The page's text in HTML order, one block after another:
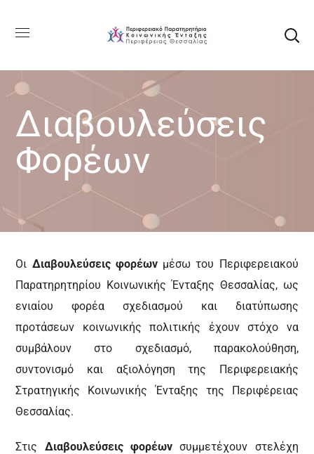
Διαβουλεύσεις
Φορέων
Οι Διαβουλεύσεις φορέωνμέσω του Περιφερειακού
Παρατηρητηρίου Κοινωνικής Ένταξης Θεσσαλίας, ως
ενιαίου φορέα σχεδιασμού και διατύπωσης
προτάσεων κοινωνικής πολιτικής έχουν στόχο να
συμβάλουν στο σχεδιασμό, παρακολούθηση,
συντονισμό και αξιολόγηση της Περιφερειακής
Στρατηγικής Κοινωνικής Ένταξης της Περιφέρειας
Θεσσαλίας.
Στις Διαβουλεύσεις φορέων συμμετέχουν στελέχη